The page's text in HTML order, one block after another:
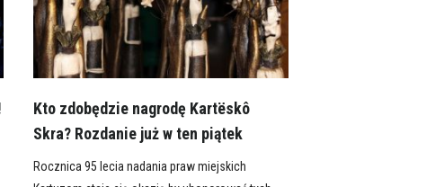
Kto zdobędzie nagrodę Kartëskô
Skra? Rozdanie już w ten piątek
Rocznica 95 lecia nadania praw miejskich